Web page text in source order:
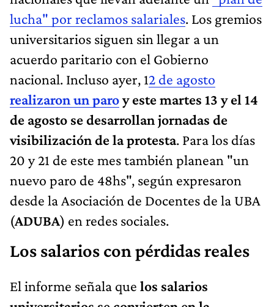
lucha" por reclamos salariales. Los gremios
universitarios siguen sin llegar a un
acuerdo paritario con el Gobierno
nacional. Incluso ayer, 12 de agosto
realizaron un paroy este martes 13 y el 14
de agosto se desarrollan jornadas de
visibilización de la protesta. Para los días
20 y 21 de este mes también planean "un
nuevo paro de 48hs", según expresaron
desde la Asociación de Docentes de la UBA
(ADUBA) en redes sociales.
Los salarios con pérdidas reales
El informe señala que los salarios